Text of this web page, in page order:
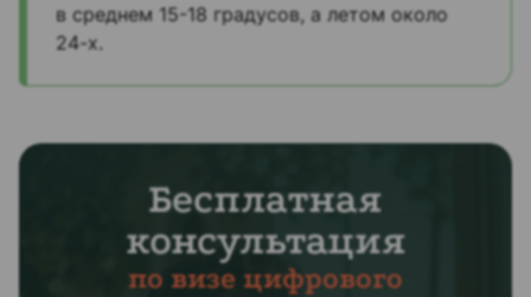
в среднем 15-18 градусов, а летом около
24-х.
Бесплатная
консультация
по визе цифрового